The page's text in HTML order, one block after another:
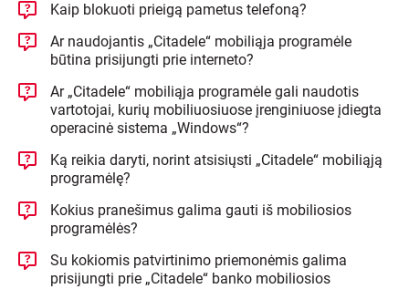
Kaip blokuoti prieigą pametus telefoną?
Ar naudojantis „Citadele“ mobiliąja programėle
būtina prisijungti prie interneto?
Ar „Citadele“ mobiliąja programėle gali naudotis
vartotojai, kurių mobiliuosiuose įrenginiuose įdiegta
operacinė sistema „Windows“?
Ką reikia daryti, norint atsisiųsti „Citadele“ mobiliąją
programėlę?
Kokius pranešimus galima gauti iš mobiliosios
programėlės?
Su kokiomis patvirtinimo priemonėmis galima
prisijungti prie „Citadele“ banko mobiliosios